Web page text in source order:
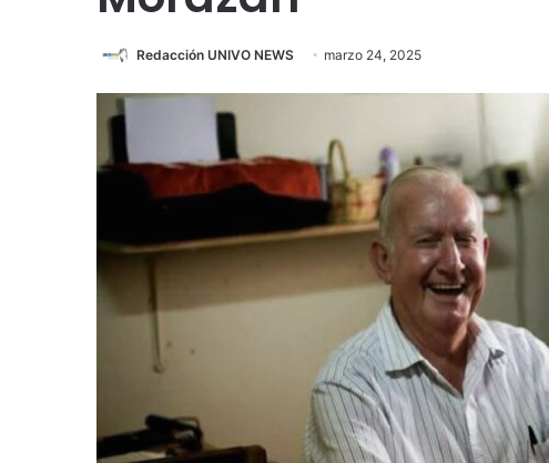
Redacción UNIVO NEWS marzo 24, 2025